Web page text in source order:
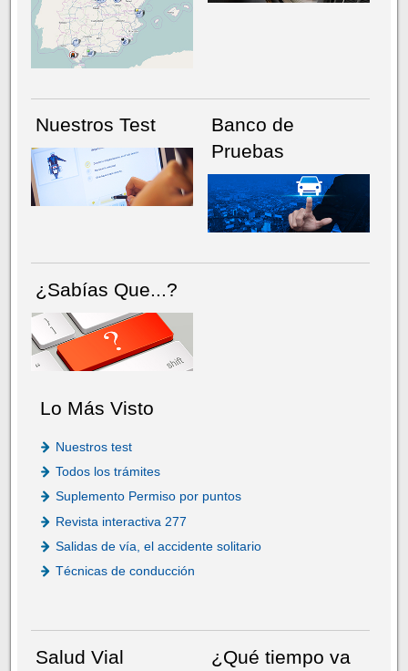
NÚMERO ACTUALHEMEROTECA
Nuestros Test
Banco de
Pruebas
¿Sabías Que...?
Lo Más Visto
Nuestros test
Todos los trámites
Suplemento Permiso por puntos
Revista interactiva 277
Salidas de vía, el accidente solitario
Técnicas de conducción
Salud Vial
¿Qué tiempo va